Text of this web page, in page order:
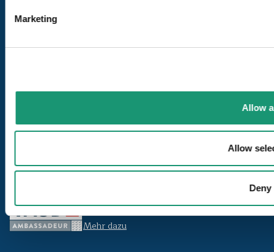
Marketing
Allow
Allow
Deny
Unsere Siegel
Mehr dazu
VAUD AMBASSADEUR
Mehr dazu